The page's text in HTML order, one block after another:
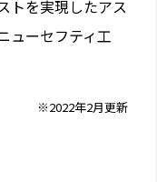
トを実現したアス
ューセフティ工
※2022年2月更新